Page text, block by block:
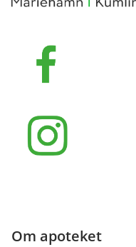
Om apoteket